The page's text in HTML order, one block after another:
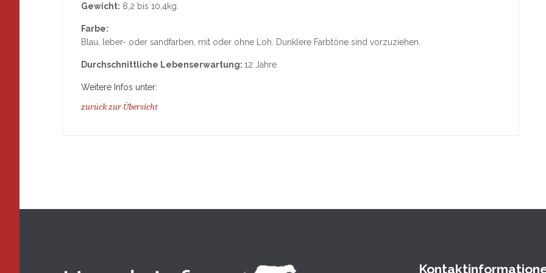
Gewicht: 8,2 bis 10,4kg.
Farbe:
Blau, leber- oder sandfarben, mit oder ohne Loh. Dunklere Farbtöne sind vorzuziehen.
Durchschnittliche Lebenserwartung: 12 Jahre
Weitere Infos unter:
zurück zur Übersicht